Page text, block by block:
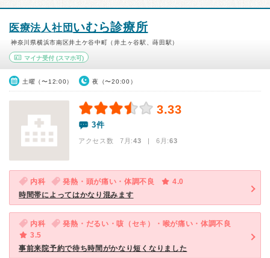
医療法人社団 いむら診療所
神奈川県横浜市南区井土ケ谷中町（井土ヶ谷駅、蒔田駅）
マイナ受付 (スマホ可)
土曜（〜12:00） 夜（〜20:00）
3.33
3件
アクセス数 7月:43 | 6月:63
内科 発熱・頭が痛い・体調不良
4.0
時間帯によってはかなり混みます
内科
発熱・だるい・咳（セキ）・喉が痛い・体調不良
3.5
事前来院予約で待ち時間がかなり短くなりました